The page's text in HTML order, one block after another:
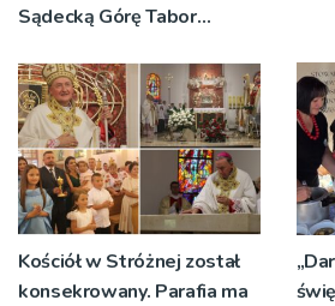
Sądecką Górę Tabor
pielgrzymów
Kościół w Stróżnej został
konsekrowany. Parafia ma